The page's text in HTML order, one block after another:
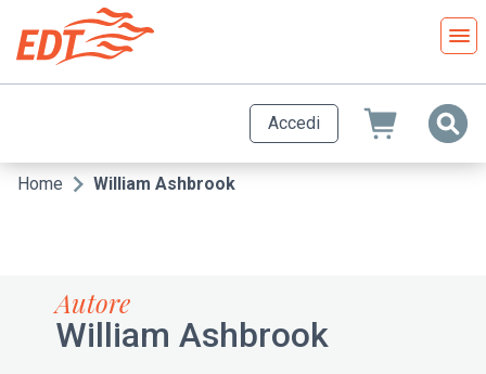
contenuto
principale
Accedi
Briciole
Home William Ashbrook
Autore
William Ashbrook